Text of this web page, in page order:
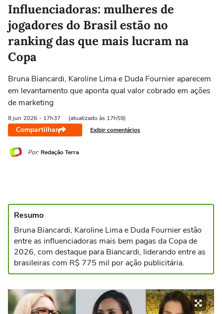
Selecione o time para ver as notícias
Influenciadoras: mulheres de
jogadores do Brasil estão no
ranking das que mais lucram na
Copa
Bruna Biancardi, Karoline Lima e Duda Fournier aparecem
em levantamento que aponta qual valor cobrado em ações
de marketing
8 jun 2026 - 17h37 (atualizado às 17h59)
Compartilhar Exibir comentários
Por: Redação Terra
Resumo
Bruna Biancardi, Karoline Lima e Duda Fournier estão
entre as influenciadoras mais bem pagas da Copa de
2026, com destaque para Biancardi, liderando entre as
brasileiras com R$ 775 mil por ação publicitária.